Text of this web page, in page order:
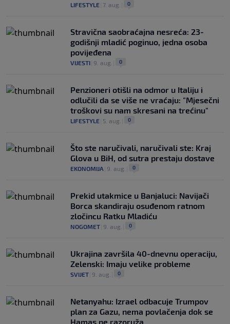
LIFESTYLE 7. aug. 0
Stravična saobraćajna nesreća: 23-
godišnji mladić poginuo, jedna osoba
povijeđena
VIJESTI 9. aug. 0
Penzioneri otišli na odmor u Italiju i
odlučili da se više ne vraćaju: "Mjesečni
troškovi su nam skresani na trećinu"
LIFESTYLE 5. aug. 0
Što ste naručivali, naručivali ste: Kraj
Glova u BiH, od sutra prestaju dostave
EKONOMIJA 9. aug. 0
Prekid utakmice u Banjaluci: Navijači
Borca skandiraju osuđenom ratnom
zločincu Ratku Mladiću
NOGOMET 9. aug. 0
Ukrajina završila 40-dnevnu operaciju,
Zelenski: Imaju velike probleme
SVIJET 9. aug. 0
Netanyahu: Izrael odbacuje Trumpov
plan za Gazu, nema povlačenja dok se
Hamas ne razoruža